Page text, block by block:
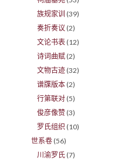
族规家训 (39)
奏折奏议 (2)
文论书表 (12)
诗词曲赋 (2)
文物古迹 (32)
谱牒版本 (2)
行第联对 (5)
俊彦像赞 (3)
罗氏组织 (10)
世系卷 (56)
川渝罗氏 (7)